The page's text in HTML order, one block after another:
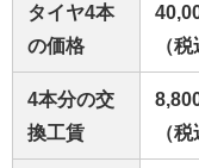
タイヤ4本
の価格
（税
4本分の交
換工賃
（税